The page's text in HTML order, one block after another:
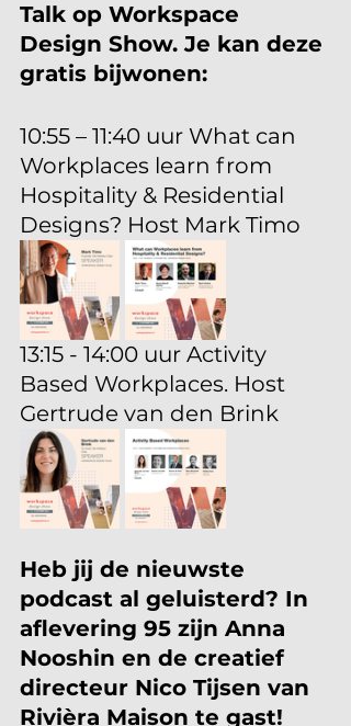
Talk op Workspace
Design Show. Je kan deze
gratis bijwonen:
10:55 – 11:40 uur What can
Workplaces learn from
Hospitality & Residential
Designs? Host Mark Timo
13:15 - 14:00 uur Activity
Based Workplaces. Host
Gertrude van den Brink
Heb jij de nieuwste
podcast al geluisterd? In
aflevering 95 zijn Anna
Nooshin en de creatief
directeur Nico Tijsen van
Rivièra Maison te gast!